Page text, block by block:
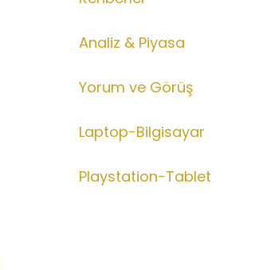
Analiz & Piyasa
Yorum ve Görüş
Laptop-Bilgisayar
Playstation-Tablet